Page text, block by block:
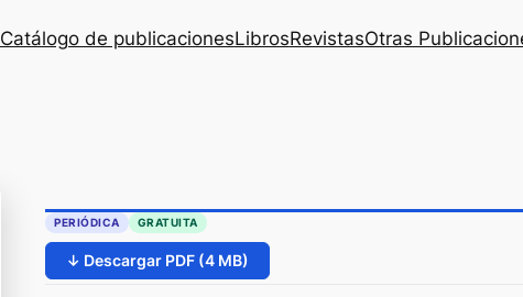
Catálogo de publicacionesLibrosRevistasOtras
PERIÓDICA GRATUITA
↓ Descargar PDF (4 MB)